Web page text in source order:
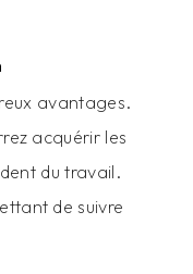
avantages.
acquérir les
du travail.
de suivre